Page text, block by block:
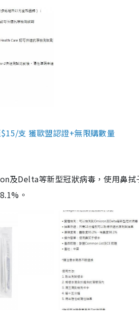
支 獲歐盟認證+無限購數量
及Delta等新型冠狀病毒，使用鼻拭
。